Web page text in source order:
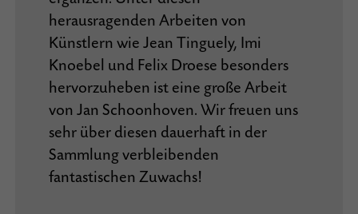
herausragenden Arbeiten von
Künstlern wie Jean Tinguely, Imi
Knoebel und Felix Droese besonders
hervorzuheben ist eine große Arbeit
von Jan Schoonhoven. Wir freuen uns
sehr über diesen dauerhaft in der
Sammlung verbleibenden
fantastischen Zuwachs!